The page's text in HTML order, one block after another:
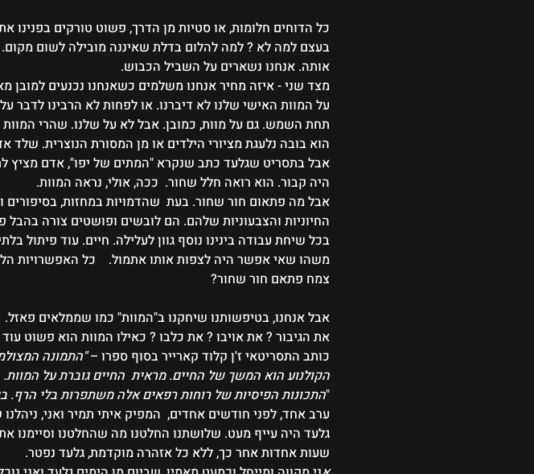
כל הדוחים חלומות, או סטיות מן הדרך, פשוט טורקים בפנינו
בעצם למה לא ? למה להלום בדלת שאיננה מובילה לשום
אותה. אנחנו נשארים על השביל הכבוש.
מצד שני - איזה מחיר אנחנו משלמים כשאנחנו נכנעים למובן
על המוות האישי שלנו לא דיברנו. או לפחות לא הרבינו לדבר
תחת השמש. גם על מוות, כמובן. אבל לא על שלנו. שהרי המוות
הוא בובה נלעגת מציורי הילדים או מן המסורת הנוצרית. שלד
אבל בתסריט שגלעד כתב שנקרא "המתים של יפו", אדם מציץ
היה קבור. הוא רואה חלל שחור.  ככה, אולי, נראה המוות.
אבל מה פתאום חור שחור. בעת  שהדמויות במחזות, בסיפורים
החיוניות והצבעוניות שלהם. הם לובשים ופושטים צורה בהבל
בכל שיחת עבודה בינינו נוסף גוון לעלילה. חיים. עוד פיתול
משהו שאי אפשר היה לצפות אותו אתמול.    כל האפשרויות
צמח פתאם חור שחור?
אבל אנחנו, בטיפשותנו שיחקנו ב"המוות" כמו שממלאים פאזל.
את הגיבור ? את אויבו ? את כלבו ? כאילו המוות הוא פשוט
כותב התסריטאי ז'ן קלוד קארייר בסוף ספרו – "התמונה
הקולנוע הוא המשך של החיים. מראית  החיים גוברת על
"התכונות הפיסיות של רוחות רפאים אלה משתפרות בלי הרף.
ערב אחד, לפני חודשים אחדים,  המפיק איתי תמיר ואני,
גלעד היה עייף מעט. שלושתנו החלטנו מה שהחלטנו וסיימנו
שעות אחדות אחר כך, ללא כל אזהרה מוקדמת, גלעד נפטר.